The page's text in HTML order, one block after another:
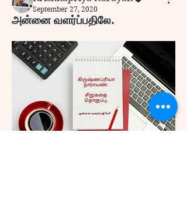
September 27, 2020
அன்னை வளர்ப்பதிலே.